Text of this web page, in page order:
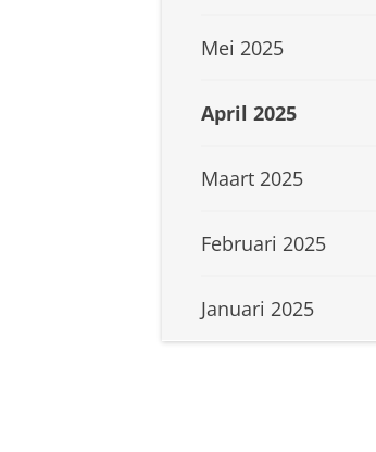
Mei 2025
April 2025
Maart 2025
Februari 2025
Januari 2025